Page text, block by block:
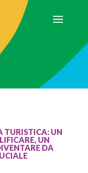
TURISTICA: UN
UN
DA